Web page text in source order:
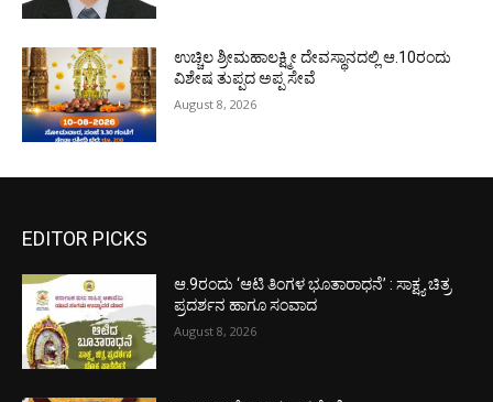
ಉಚ್ಚಿಲ ಶ್ರೀಮಹಾಲಕ್ಷ್ಮೀ ದೇವಸ್ಥಾನದಲ್ಲಿ ಆ.10ರಂದು
ವಿಶೇಷ ತುಪ್ಪದ ಅಪ್ಪ ಸೇವೆ
August 8, 2026
EDITOR PICKS
ಆ.9ರಂದು ‘ಆಟಿ ತಿಂಗಳ ಭೂತಾರಾಧನೆ’ : ಸಾಕ್ಷ್ಯ ಚಿತ್ರ
ಪ್ರದರ್ಶನ ಹಾಗೂ ಸಂವಾದ
August 8, 2026